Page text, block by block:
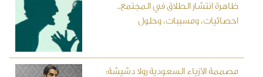
ظاهرة انتشار الطلاق في المجتمع..
احصائيات، ومسببات، وحلول
مصممة الأزياء السعودية رولا دشيشة: